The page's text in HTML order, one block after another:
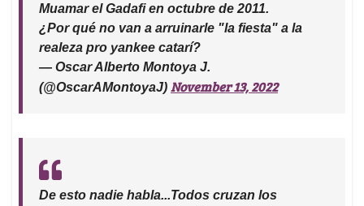
Muamar el Gadafi en octubre de 2011.
¿Por qué no van a arruinarle "la fiesta" a la
realeza pro yankee catarí?
— Oscar Alberto Montoya J.
(@OscarAMontoyaJ) November 13, 2022
De esto nadie habla...Todos cruzan los